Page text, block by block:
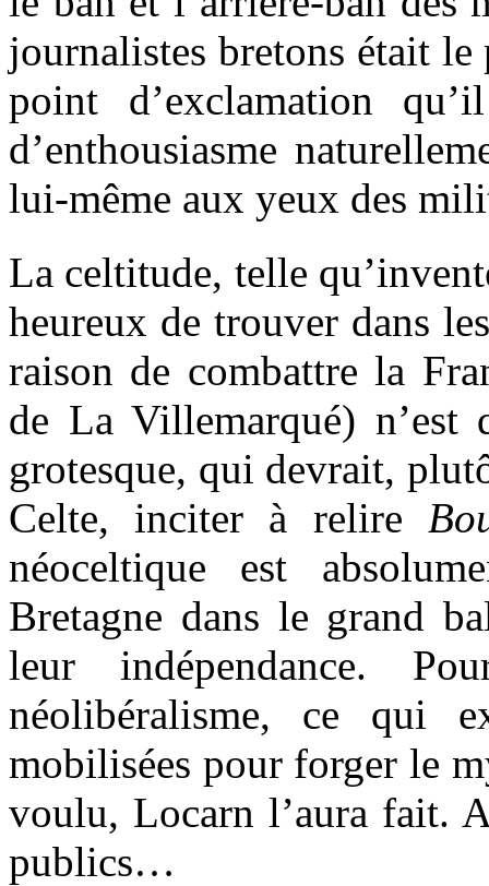
journalistes bretons était
point d’exclamation
d’enthousiasme
lui-même aux yeux des
La celtitude, telle
heureux de trouver dans
raison de combattre la
de La Villemarqué) n’est
grotesque, qui devrait,
Celte, inciter à relire
néoceltique est
Bretagne dans le grand
leur indépendance.
néolibéralisme, ce qui
mobilisées pour forger le
voulu, Locarn l’aura fait.
publics…